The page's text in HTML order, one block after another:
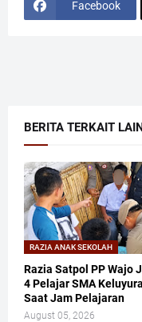
Facebook
BERITA TERKAIT
RAZIA ANAK SEKOLAH
Razia Satpol PP Wajo
4 Pelajar SMA
Saat Jam Pelajaran
August 05, 2026